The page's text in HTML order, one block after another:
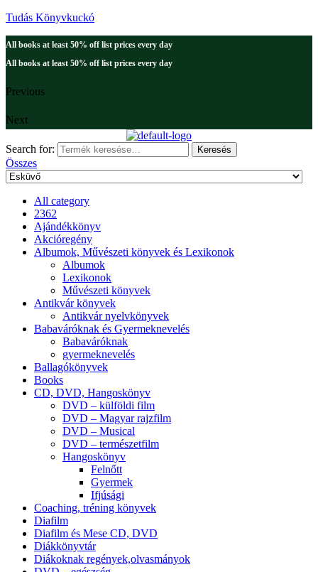
Tudás Könyvkuckó
All books at least 50% off list prices every day
All books at least 50% off list prices every day
Previous
Next
Search for: Keresés
Összes
All category
2362
Ajándékkönyv
Akcióregény
Albumok, Művészeti könyvek és Lexikonok
Albumok
Lexikonok
Művészeti könyvek
Antikvár könyvek
Antikvár nyelvkönyvek
Babaváróknak és Gyermeknevelés
Babaváróknak
gyermeknevelés
Ballagókönyvek
Books
CD, DVD, Hangoskönyv
DVD – külföldi film
DVD – Magyar rajzfilm
DVD – Musical
DVD – természetfilm
Hangoskönyv
Felnőtt
Gyermek
Ifjúsági
Coaching, tréning könyvek
Diafilm
Diafilm és Mese CD, DVD
Diákkönyvtár
Diákoknak regények,olvasmányok